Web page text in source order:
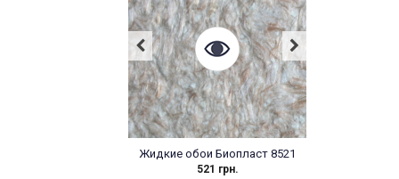
Жидкие обои Биопласт 8521
521 грн.